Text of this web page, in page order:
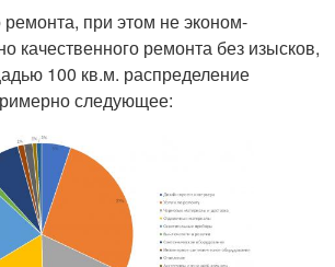
ремонта, при этом не эконом-
качественного ремонта без изысков,
100 кв.м. распределение
следующее: